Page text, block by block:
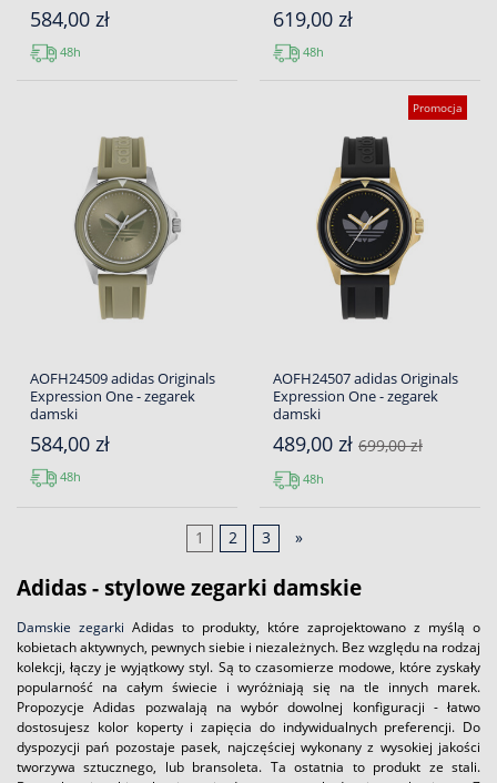
584,00 zł
48h
619,00 zł
48h
AOFH24509 adidas Originals
Expression One - zegarek
damski
584,00 zł
48h
Promocja
AOFH24507 adidas Originals
Expression One - zegarek
damski
489,00 zł 699,00 zł
48h
1 2 3 »
Adidas - stylowe zegarki damskie
Damskie zegarki Adidas to produkty, które zaprojektowano z myślą o
kobietach aktywnych, pewnych siebie i niezależnych. Bez względu na rodzaj
kolekcji, łączy je wyjątkowy styl. Są to czasomierze modowe, które zyskały
popularność na całym świecie i wyróżniają się na tle innych marek.
Propozycje Adidas pozwalają na wybór dowolnej konfiguracji - łatwo
dostosujesz kolor koperty i zapięcia do indywidualnych preferencji. Do
dyspozycji pań pozostaje pasek, najczęściej wykonany z wysokiej jakości
tworzywa sztucznego, lub bransoleta. Ta ostatnia to produkt ze stali.